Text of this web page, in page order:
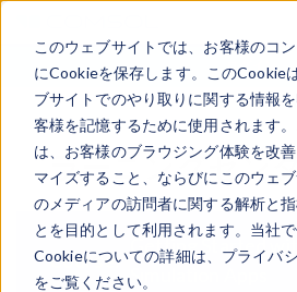
このウェブサイトでは、お客様のコ
にCookieを保存します。このCookie
ブサイトでのやり取りに関する情報
客様を記憶するために使用されます
は、お客様のブラウジング体験を改
マイズすること、ならびにこのウェ
のメディアの訪問者に関する解析と
とを目的として利用されます。当社
Cookieについての詳細は、プライバ
をご覧ください。
ログイン
ラーニングセン
Course:
Getting Started
Simulation Apps